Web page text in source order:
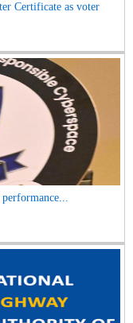
Certificate as voter